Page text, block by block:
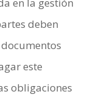
deben
este
obligaciones